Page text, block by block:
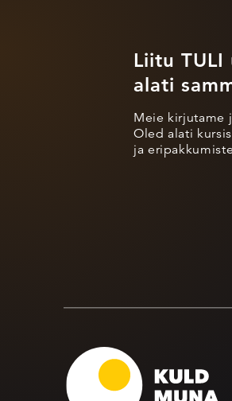
Liitu
alati
Meie kirjutame
Oled alati
ja